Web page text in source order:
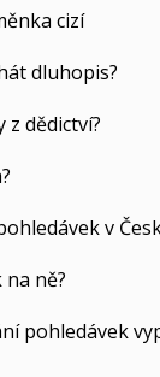
cizí
dluhopis?
z dědictví?
v
ně?
pohledávek